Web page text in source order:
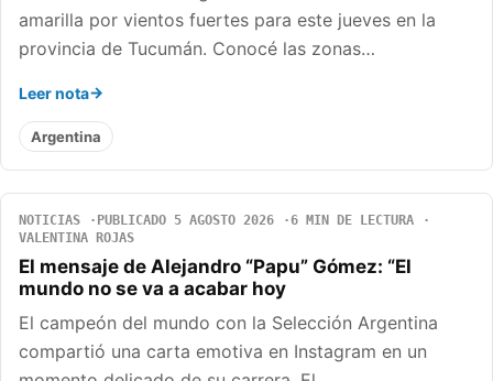
amarilla por vientos fuertes para este jueves en la
provincia de Tucumán. Conocé las zonas…
Leer nota
Argentina
NOTICIAS PUBLICADO 5 AGOSTO 2026
6 MIN DE LECTURA
VALENTINA ROJAS
El mensaje de Alejandro “Papu” Gómez: “El
mundo no se va a acabar hoy
El campeón del mundo con la Selección Argentina
compartió una carta emotiva en Instagram en un